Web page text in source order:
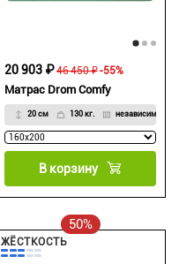
Матрас Drom Comfy
20 см 130 кг. независимый ПБ
46 450 ₽
20 903 ₽ -55%
В корзину
50%
ЖЁСТКОСТЬ